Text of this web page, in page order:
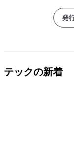
発
テックの新着